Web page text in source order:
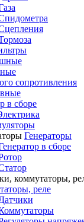
сопротивления
в сборе
Генераторы
в сборе
коммутаторы,
реле